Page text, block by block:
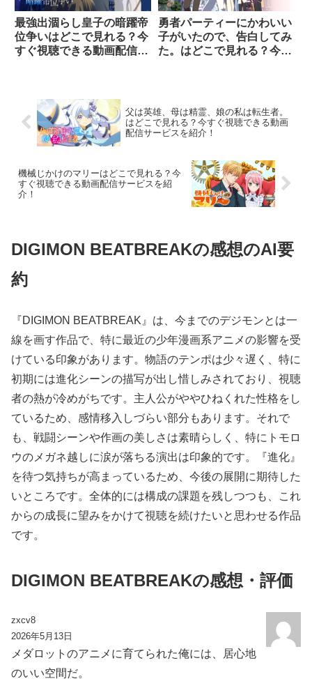
最強出涸らし皇子の暗躍帝
位争いはどこで見れる？今
すぐ視聴できる動画配信サ
勇者パーティーにかわいい
⼦がいたので、告⽩してみ
た。はどこで見れる？今す
父は英雄、母は精霊、娘の私は転生者。
はどこで見れる？今すぐ視聴できる動画
配信サービスを紹介！
機械じかけのマリーはどこで見れる？今
すぐ視聴できる動画配信サービスを紹
介！
DIGIMON BEATBREAKの感想のAI要
約
『DIGIMON BEATBREAK』は、今までのデジモンとは一
線を画す作品で、特に最近の少年漫画系アニメの影響を受
けている印象があります。物語のテンポは少々遅く、特に
初期には進化シーンの描写が出し惜しみされており、視聴
者の熱が冷めがちです。主人公がややひねくれた性格をし
ているため、感情移入しづらい部分もあります。それで
も、戦闘シーンや作画の美しさは素晴らしく、特にトモロ
ウのメガネ越しに涙が落ちる演出は印象的です。『進化』
を待つ気持ちが高まっているため、今後の展開に期待した
いところです。全体的には構成の課題を残しつつも、これ
からの成長に望みをかけて視聴を続けたいと思わせる作品
です。
DIGIMON BEATBREAKの感想・評価
zxcv8
2026年5月13日
メダロットのアニメに育てられた俺には、居心地
のいい空間だ。